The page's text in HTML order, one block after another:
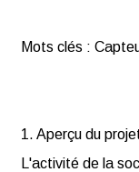
Mots clés :
1. Aperçu du
L'activité de la